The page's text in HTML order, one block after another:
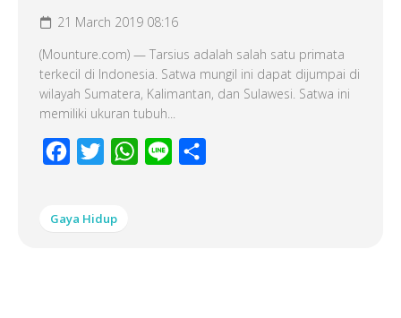
21 March 2019 08:16
(Mounture.com) — Tarsius adalah salah satu primata
terkecil di Indonesia. Satwa mungil ini dapat dijumpai di
wilayah Sumatera, Kalimantan, dan Sulawesi. Satwa ini
memiliki ukuran tubuh...
Facebook
Twitter WhatsApp
Line
Gaya Hidup